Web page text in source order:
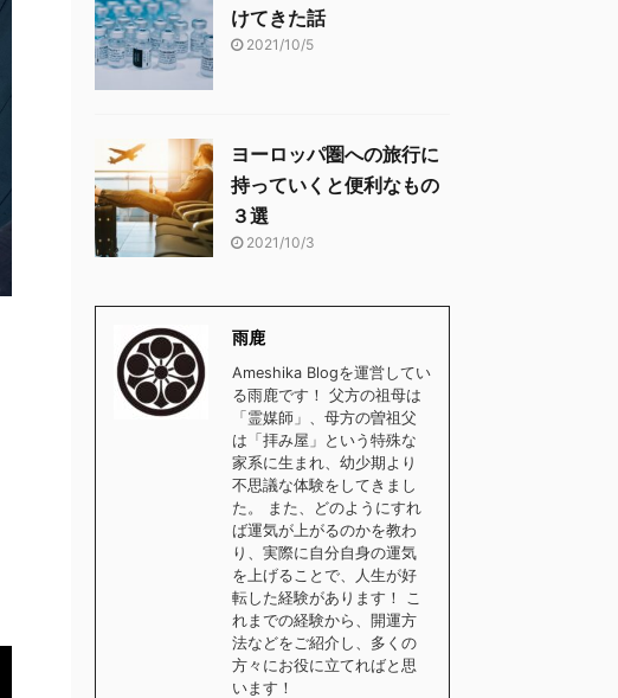
けてきた話
2021/10/5
ヨーロッパ圏への旅行に
持っていくと便利なもの
３選
2021/10/3
雨鹿
Ameshika Blogを運営してい
る雨鹿です！ 父方の祖母は
「霊媒師」、母方の曽祖父
は「拝み屋」という特殊な
家系に生まれ、幼少期より
不思議な体験をしてきまし
た。 また、どのようにすれ
ば運気が上がるのかを教わ
り、実際に自分自身の運気
を上げることで、人生が好
転した経験があります！ こ
れまでの経験から、開運方
法などをご紹介し、多くの
方々にお役に立てればと思
います！